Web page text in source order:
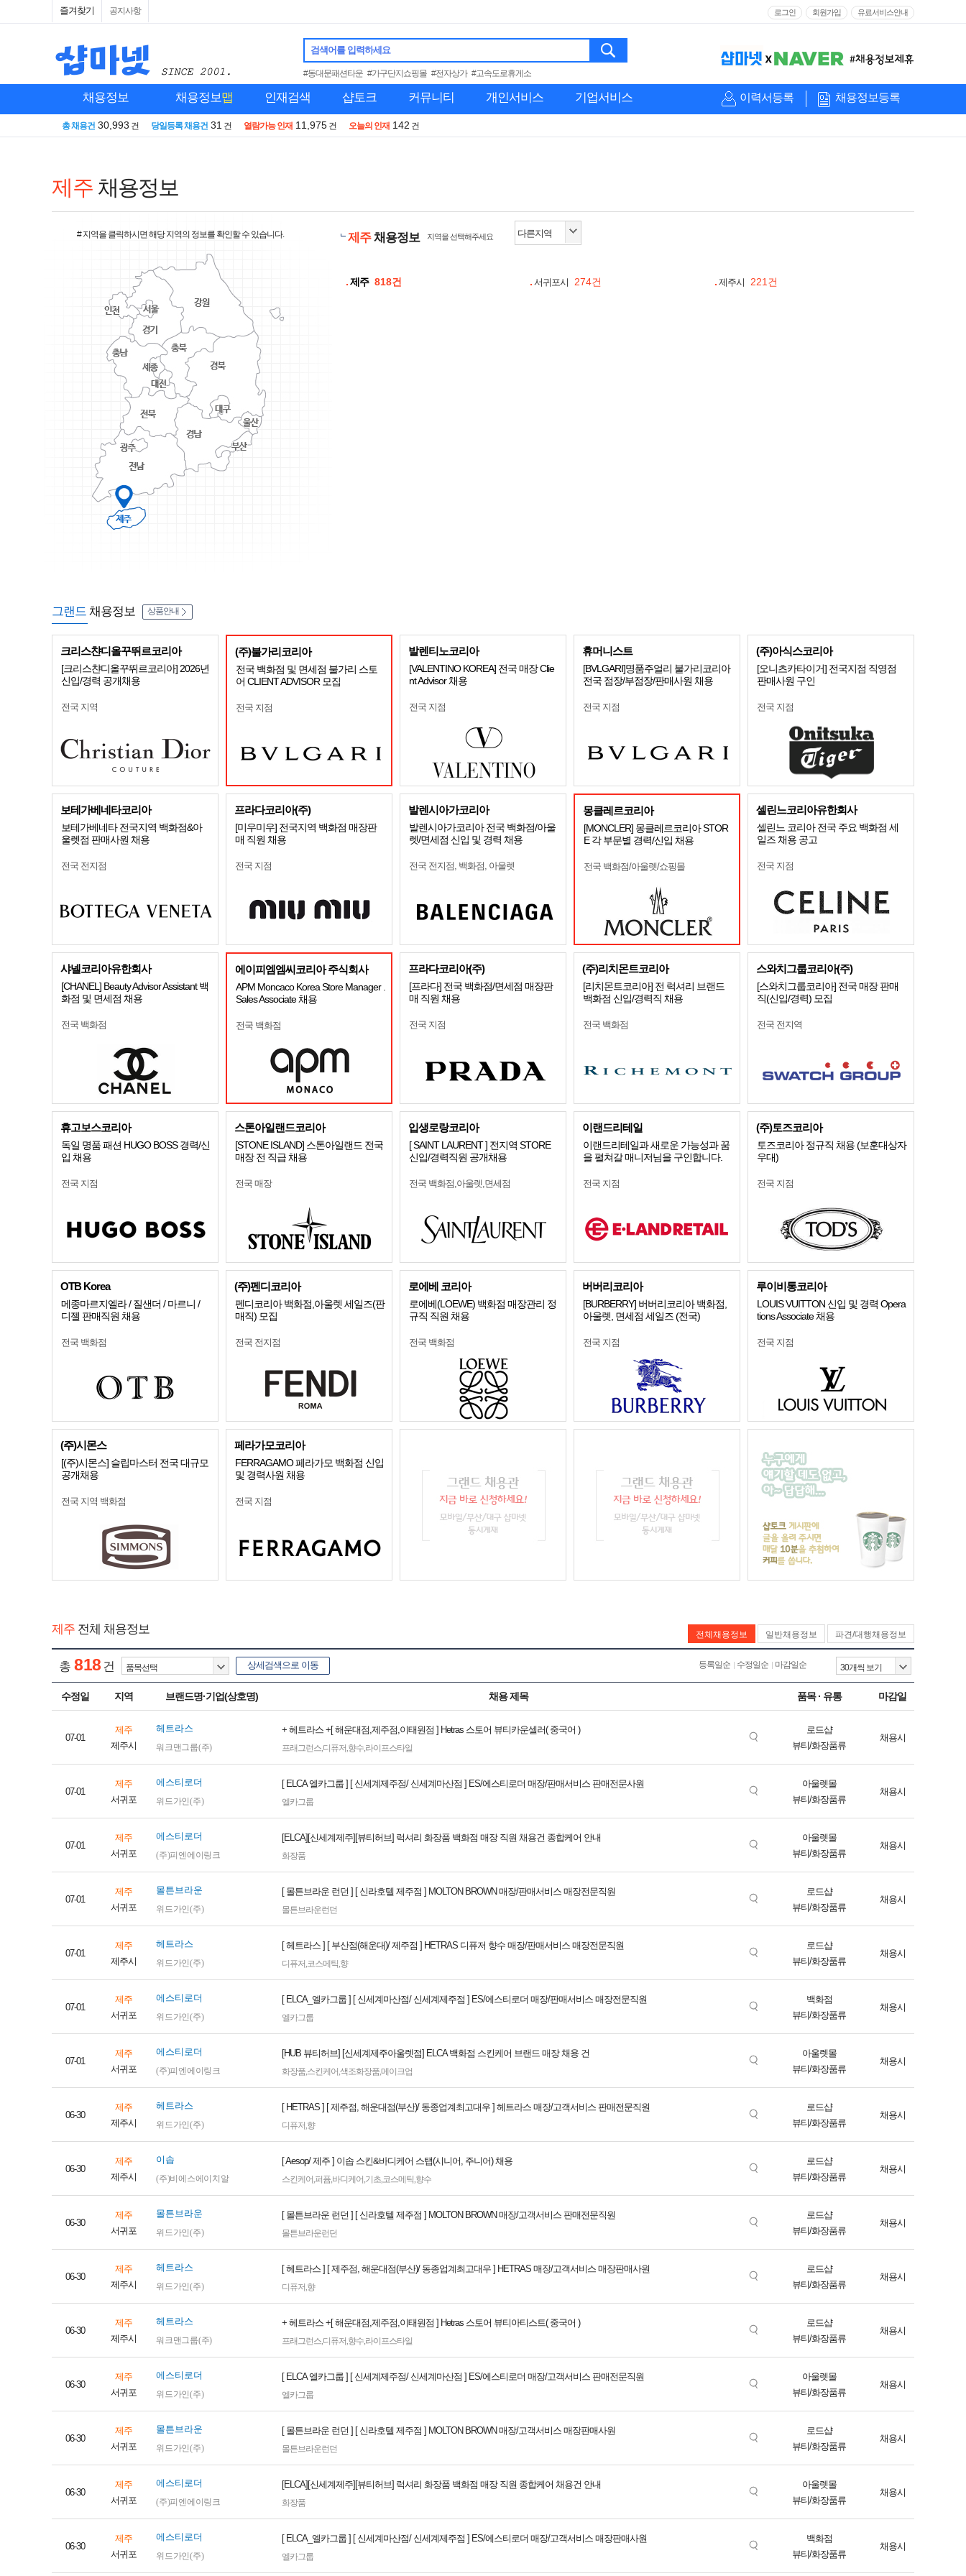
즐겨찾기 공지사항 로그인 회원가입 유료서비스안내
검색어를 입력하세요
#동대문패션타운 #가구단지쇼핑몰 #전자상가 #고속도로휴게소
채용정보 채용정보맵 인재검색 샵토크 커뮤니티 개인서비스 기업서비스 이력서등록 채용정보등록
총 채용건 30,993 건 당일등록 채용건 31 건 열람가능 인재 11,975 건 오늘의 인재 142 건
제주 채용정보
# 지역을 클릭하시면 해당 지역의 정보를 확인할 수 있습니다. 제주 채용정보 지역을 선택해주세요
제주 818건 서귀포시 274건 제주시 221건
그랜드 채용정보 상품안내
크리스챤디올꾸뛰르코리아
[크리스챤디올꾸뛰르코리아] 2026년
신입/경력 공개채용
전국 지역
(주)불가리코리아
전국 백화점 및 면세점 불가리 스토
어 CLIENT ADVISOR 모집
전국 지점
발렌티노코리아
[VALENTINO KOREA] 전국 매장 Clie
nt Advisor 채용
전국 지점
휴머니스트
[BVLGARI]명품주얼리 불가리코리아
전국 점장/부점장/판매사원 채용
전국 지점
(주)아식스코리아
[오니츠카타이거] 전국지점 직영점
판매사원 구인
전국 지점
보테가베네타코리아
보테가베네타 전국지역 백화점&아
울렛점 판매사원 채용
전국 전지점
프라다코리아(주)
[미우미우] 전국지역 백화점 매장판
매 직원 채용
전국 지점
발렌시아가코리아
발렌시아가코리아 전국 백화점/아울
렛/면세점 신입 및 경력 채용
전국 전지점, 백화점, 아울렛
몽클레르코리아
[MONCLER] 몽클레르코리아 STOR
E 각 부문별 경력/신입 채용
전국 백화점/아울렛/쇼핑몰
셀린느코리아유한회사
셀린느 코리아 전국 주요 백화점 세
일즈 채용 공고
전국 지점
샤넬코리아유한회사
[CHANEL] Beauty Advisor Assistant 백
화점 및 면세점 채용
전국 백화점
에이피엠엠씨코리아 주식회사
APM Moncaco Korea Store Manager .
Sales Associate 채용
전국 백화점
프라다코리아(주)
[프라다] 전국 백화점/면세점 매장판
매 직원 채용
전국 지점
(주)리치몬트코리아
[리치몬트코리아] 전 럭셔리 브랜드
백화점 신입/경력직 채용
전국 백화점
스와치그룹코리아(주)
[스와치그룹코리아] 전국 매장 판매
직(신입/경력) 모집
전국 전지역
휴고보스코리아
독일 명품 패션 HUGO BOSS 경력/신
입 채용
전국 지점
스톤아일랜드코리아
[STONE ISLAND] 스톤아일랜드 전국
매장 전 직급 채용
전국 매장
입생로랑코리아
[ SAINT LAURENT ] 전지역 STORE
신입/경력직원 공개채용
전국 백화점,아울렛,면세점
이랜드리테일
이랜드리테일과 새로운 가능성과 꿈
을 펼쳐갈 매니저님을 구인합니다.
전국 지점
(주)토즈코리아
토즈코리아 정규직 채용 (보훈대상자
우대)
전국 지점
OTB Korea
메종마르지엘라 / 질샌더 / 마르니 /
디젤 판매직원 채용
전국 백화점
(주)펜디코리아
펜디코리아 백화점,아울렛 세일즈(판
매직) 모집
전국 전지점
로에베 코리아
로에베(LOEWE) 백화점 매장관리 정
규직 직원 채용
전국 백화점
버버리코리아
[BURBERRY] 버버리코리아 백화점,
아울렛, 면세점 세일즈 (전국)
전국 지점
루이비통코리아
LOUIS VUITTON 신입 및 경력 Opera
tions Associate 채용
전국 지점
(주)시몬스
[(주)시몬스] 슬립마스터 전국 대규모
공개채용
전국 지역 백화점
페라가모코리아
FERRAGAMO 페라가모 백화점 신입
및 경력사원 채용
전국 지점
제주 전체 채용정보 전체채용정보 일반채용정보 파견/대행채용정보
총 818 건 상세검색으로 이동 등록일순 수정일순 마감일순
수정일 지역 브랜드명·기업(상호명) 채용 제목 품목 · 유통 마감일
07-01
제주
제주시
헤트라스
워크맨그룹(주)
+ 헤트라스 +[ 해운대점,제주점,이태원점 ] Hetras 스토어 뷰티카운셀러( 중국어 )
프래그런스,디퓨저,향수,라이프스타일
로드샵
뷰티/화장품류
채용시
07-01
제주
서귀포
에스티로더
위드가인(주)
[ ELCA 엘카그룹 ] [ 신세계제주점/ 신세계마산점 ] ES/에스티로더 매장/판매서비스 판매전문사원
엘카그룹
아울렛몰
뷰티/화장품류
채용시
07-01
제주
서귀포
에스티로더
(주)피엔에이링크
[ELCA][신세계제주][뷰티허브] 럭셔리 화장품 백화점 매장 직원 채용건 종합케어 안내
화장품
아울렛몰
뷰티/화장품류
채용시
07-01
제주
서귀포
몰튼브라운
위드가인(주)
[ 몰튼브라운 런던 ] [ 신라호텔 제주점 ] MOLTON BROWN 매장/판매서비스 매장전문직원
몰튼브라운런던
로드샵
뷰티/화장품류
채용시
07-01
제주
제주시
헤트라스
위드가인(주)
[ 헤트라스 ] [ 부산점(해운대)/ 제주점 ] HETRAS 디퓨저 향수 매장/판매서비스 매장전문직원
디퓨저,코스메틱,향
로드샵
뷰티/화장품류
채용시
07-01
제주
서귀포
에스티로더
위드가인(주)
[ ELCA_엘카그룹 ] [ 신세계마산점/ 신세계제주점 ] ES/에스티로더 매장/판매서비스 매장전문직원
엘카그룹
백화점
뷰티/화장품류
채용시
07-01
제주
서귀포
에스티로더
(주)피엔에이링크
[HUB 뷰티허브] [신세계제주아울렛점] ELCA 백화점 스킨케어 브랜드 매장 채용 건
화장품,스킨케어,색조화장품,메이크업
아울렛몰
뷰티/화장품류
채용시
06-30
제주
제주시
헤트라스
위드가인(주)
[ HETRAS ] [ 제주점, 해운대점(부산)/ 동종업계최고대우 ] 헤트라스 매장/고객서비스 판매전문직원
디퓨저,향
로드샵
뷰티/화장품류
채용시
06-30
제주
제주시
이솝
(주)비에스에이치알
[ Aesop/ 제주 ] 이솝 스킨&바디케어 스탭(시니어, 주니어) 채용
스킨케어,퍼퓸,바디케어,기초,코스메틱,향수
로드샵
뷰티/화장품류
채용시
06-30
제주
서귀포
몰튼브라운
위드가인(주)
[ 몰튼브라운 런던 ] [ 신라호텔 제주점 ] MOLTON BROWN 매장/고객서비스 판매전문직원
몰튼브라운런던
로드샵
뷰티/화장품류
채용시
06-30
제주
제주시
헤트라스
위드가인(주)
[ 헤트라스 ] [ 제주점, 해운대점(부산)/ 동종업계최고대우 ] HETRAS 매장/고객서비스 매장판매사원
디퓨저,향
로드샵
뷰티/화장품류
채용시
06-30
제주
제주시
헤트라스
워크맨그룹(주)
+ 헤트라스 +[ 해운대점,제주점,이태원점 ] Hetras 스토어 뷰티아티스트( 중국어 )
프래그런스,디퓨저,향수,라이프스타일
로드샵
뷰티/화장품류
채용시
06-30
제주
서귀포
에스티로더
위드가인(주)
[ ELCA 엘카그룹 ] [ 신세계제주점/ 신세계마산점 ] ES/에스티로더 매장/고객서비스 판매전문직원
엘카그룹
아울렛몰
뷰티/화장품류
채용시
06-30
제주
서귀포
몰튼브라운
위드가인(주)
[ 몰튼브라운 런던 ] [ 신라호텔 제주점 ] MOLTON BROWN 매장/고객서비스 매장판매사원
몰튼브라운런던
로드샵
뷰티/화장품류
채용시
06-30
제주
서귀포
에스티로더
(주)피엔에이링크
[ELCA][신세계제주][뷰티허브] 럭셔리 화장품 백화점 매장 직원 종합케어 채용건 안내
화장품
아울렛몰
뷰티/화장품류
채용시
06-30
제주
서귀포
에스티로더
위드가인(주)
[ ELCA_엘카그룹 ] [ 신세계마산점/ 신세계제주점 ] ES/에스티로더 매장/고객서비스 매장판매사원
엘카그룹
백화점
뷰티/화장품류
채용시